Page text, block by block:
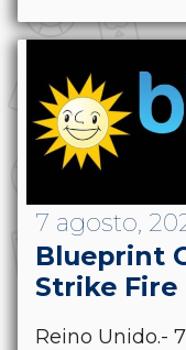
7 agosto,
Blueprint
Strike Fire
Reino Unido.-